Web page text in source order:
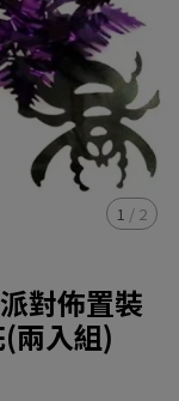
1 / 2
對佈置裝
兩入組)